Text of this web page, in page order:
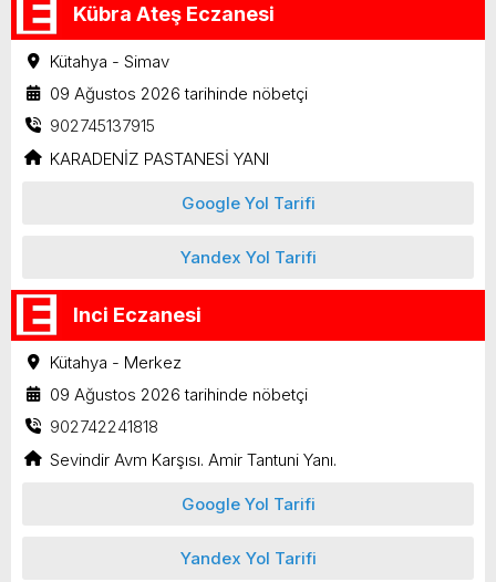
Kübra Ateş Eczanesi
Kütahya - Simav
09 Ağustos 2026 tarihinde nöbetçi
902745137915
KARADENİZ PASTANESİ YANI
Google Yol Tarifi
Yandex Yol Tarifi
Inci Eczanesi
Kütahya - Merkez
09 Ağustos 2026 tarihinde nöbetçi
902742241818
Sevindir Avm Karşısı. Amir Tantuni Yanı.
Google Yol Tarifi
Yandex Yol Tarifi